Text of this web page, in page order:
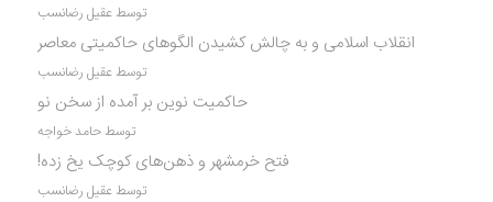
توسط عقیل رضانسب
انقلاب اسلامی و به چالش کشیدن الگوهای حاکمیتی معاصر
توسط عقیل رضانسب
حاکمیت نوین بر آمده از سخن نو
توسط حامد خواجه
فتح خرمشهر و ذهن‌های کوچک یخ زده!
توسط عقیل رضانسب